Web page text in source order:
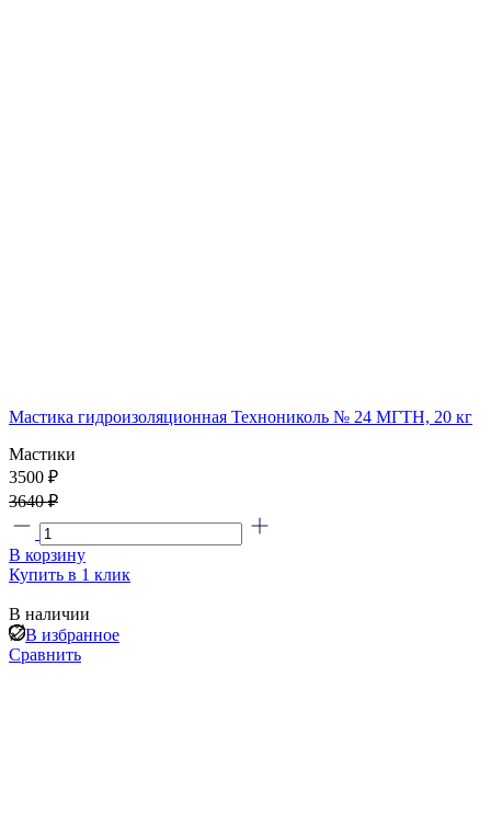
Мастика гидроизоляционная Технониколь № 24 МГТН, 20 кг
Мастики
3500 ₽
3640 ₽
В корзину
Купить в 1 клик
В наличии
В избранное
Сравнить